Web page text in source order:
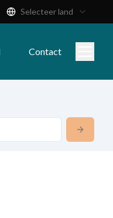
Selecteer land
Contact